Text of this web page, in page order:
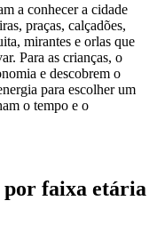
a conhecer a cidade
praças, calçadões,
mirantes e orlas que
Para as crianças, o
e descobrem o
para escolher um
o tempo e o
por faixa etária